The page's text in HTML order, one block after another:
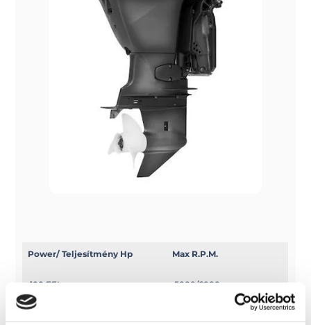
Power/ Teljesítmény Hp
100 EFI
Max R.P.M.
5000/6000